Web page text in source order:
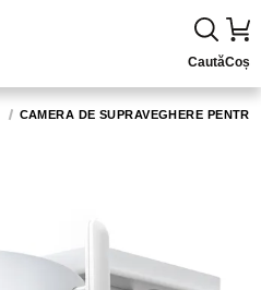
CautăCoș
CAMERA DE SUPRAVEGHERE